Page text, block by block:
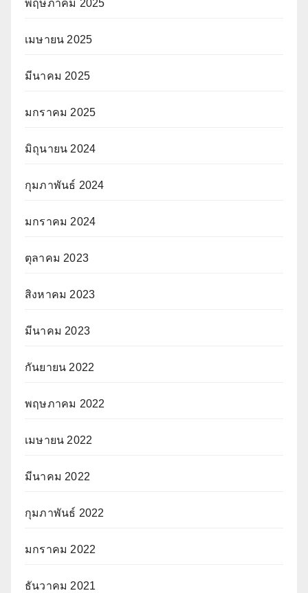
พฤษภาคม 2025
เมษายน 2025
มีนาคม 2025
มกราคม 2025
มิถุนายน 2024
กุมภาพันธ์ 2024
มกราคม 2024
ตุลาคม 2023
สิงหาคม 2023
มีนาคม 2023
กันยายน 2022
พฤษภาคม 2022
เมษายน 2022
มีนาคม 2022
กุมภาพันธ์ 2022
มกราคม 2022
ธันวาคม 2021